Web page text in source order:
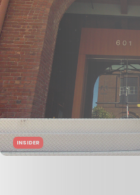
INSIDER